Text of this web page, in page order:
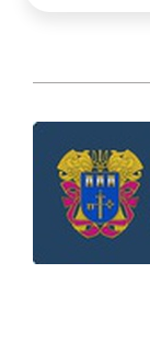
Previous